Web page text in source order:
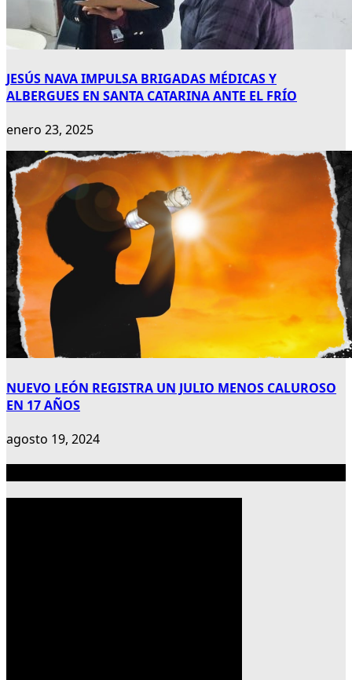
JESÚS NAVA IMPULSA BRIGADAS MÉDICAS Y
ALBERGUES EN SANTA CATARINA ANTE EL FRÍO
enero 23, 2025
NUEVO LEÓN REGISTRA UN JULIO MENOS CALUROSO
EN 17 AÑOS
agosto 19, 2024